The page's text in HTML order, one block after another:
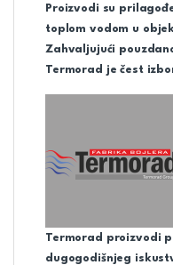
Proizvodi su
toplom vodom u
Zahvaljujući
Termorad je čest
Termorad proizvodi
dugogodišnjeg